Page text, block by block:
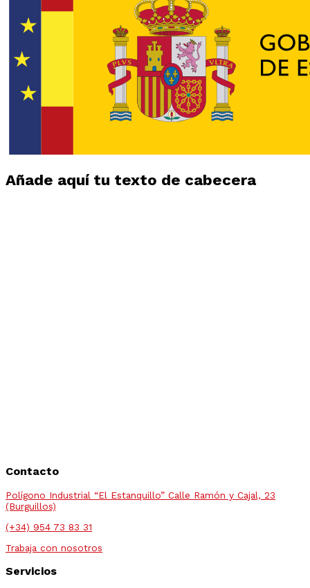
Añade aquí tu texto de cabecera
Contacto
Polígono Industrial “El Estanquillo” Calle Ramón y Cajal, 23
(Burguillos)
(+34) 954 73 83 31
Trabaja con nosotros
Servicios